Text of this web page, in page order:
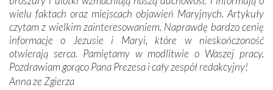
Modliliśmy się przy ich grobach. Odprawiliśmy Drogę
Krzyżową w ich rodzinnych stronach, odwiedziliśmy
domy, w których żyli.
W miejscu objawień Matki Bożej zapaliliśmy świece
przywiezione wraz z intencjami powierzonymi nam przez
wielu faktach oraz miejscach objawień Maryjnych. Artykuły
czytam z wielkim zainteresowaniem. Naprawdę bardzo cenię
informacje o Jezusie i Maryi, które w nieskończoność
otwierają serca. Pamiętamy w modlitwie o Waszej pracy.
Pozdrawiam gorąco Pana Prezesa i cały zespół redakcyjny!
Anna ze Zgierza